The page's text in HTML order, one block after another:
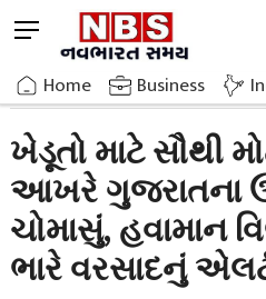
to
content
M
n
u
u
t
o
Home Business
Home»Breaking News»Biggest News
ખેડૂતો માટે સૌથી
આખરે ગુજરાતના
ચોમાસું, હવામાન
ભારે વરસાદનું